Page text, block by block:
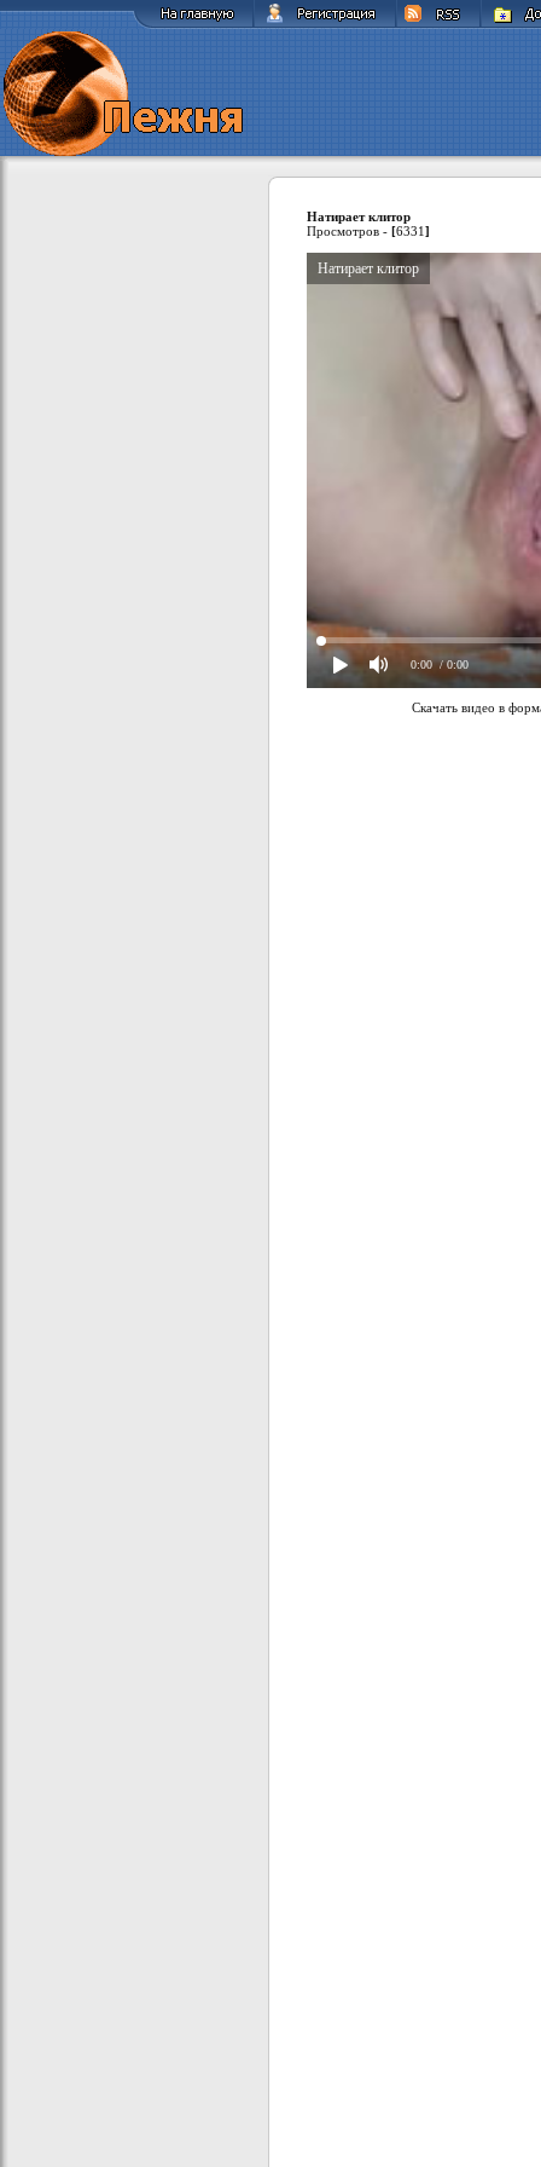
Натирает клитор
Просмотров - [6331]
Натирает клитор
0:00 / 0:00
Скачать видео в